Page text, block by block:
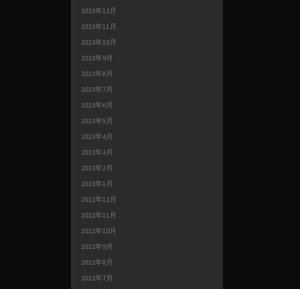
2023年12月
2023年11月
2023年10月
2023年9月
2023年8月
2023年7月
2023年6月
2023年5月
2023年4月
2023年3月
2023年2月
2023年1月
2022年12月
2022年11月
2022年10月
2022年9月
2022年8月
2022年7月